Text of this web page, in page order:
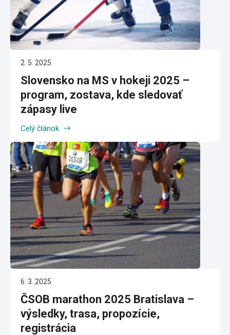
2. 5. 2025
Slovensko na MS v hokeji 2025 –
program, zostava, kde sledovať
zápasy live
Celý článok
6. 3. 2025
ČSOB marathon 2025 Bratislava –
výsledky, trasa, propozície,
registrácia